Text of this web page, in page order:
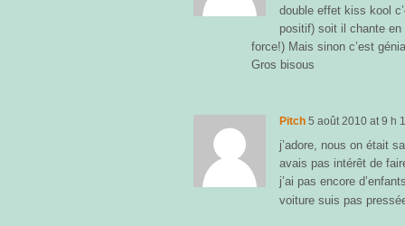
double effet kiss kool
positif) soit il chante
force!) Mais sinon c’est
Gros bisous
Pitch 5 août 2010 at9 h
j’adore, nous on était
avais pas intérêt de
j’ai pas encore
voiture suis pas